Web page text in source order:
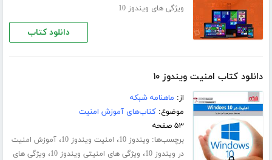
ویژگی های ویندوز 10
دانلود کتاب
دانلود کتاب امنیت ویندوز ۱۰
از: ماهنامه شبکه
موضوع:کتاب‌های آموزش امنیت
۵۳ صفحه
برچسب‌ها: ویندوز 10 ، امنیت ویندوز 10 ،آموزش امنیت
در ویندوز 10
، ویژگی های امنیتی ویندوز 10 ، ویژگی های